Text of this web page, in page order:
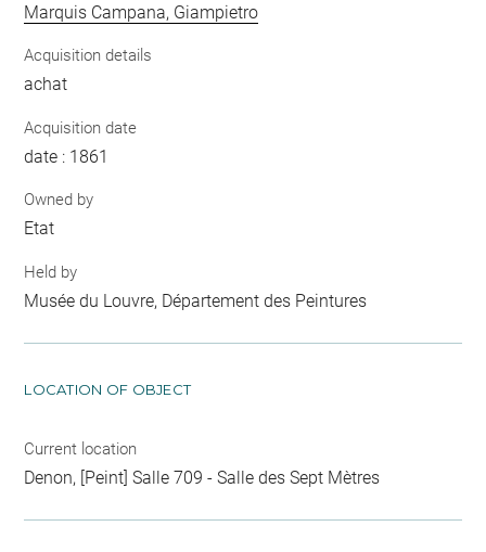
Marquis Campana, Giampietro
Acquisition details
achat
Acquisition date
date : 1861
Owned by
Etat
Held by
Musée du Louvre, Département des Peintures
LOCATION OF OBJECT
Current location
Denon, [Peint] Salle 709 - Salle des Sept Mètres